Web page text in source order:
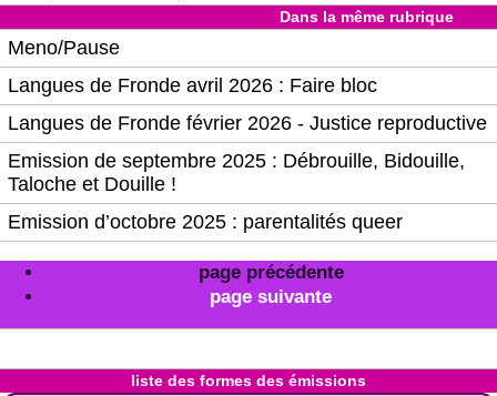
Dans la même rubrique
Meno/Pause
Langues de Fronde avril 2026 : Faire bloc
Langues de Fronde février 2026 - Justice reproductive
Emission de septembre 2025 : Débrouille, Bidouille,
Taloche et Douille !
Emission d’octobre 2025 : parentalités queer
page précédente
page suivante
liste des formes des émissions